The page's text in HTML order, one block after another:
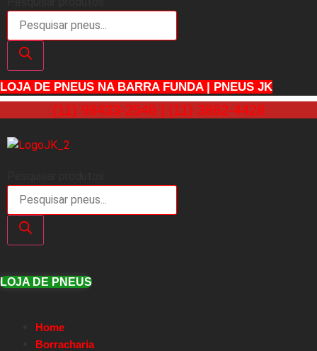
LOJA DE PNEUS NA BARRA FUNDA | PNEUS JK
(11) 98433-2546 | (11) 3862-4428
LOJA DE PNEUS
Home
Borracharia